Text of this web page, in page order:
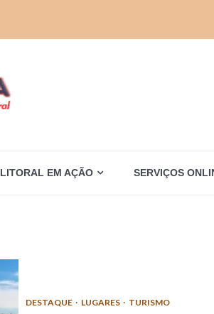
LITORAL EM AÇÃO SERVIÇOS
DESTAQUE LUGARES TURISMO